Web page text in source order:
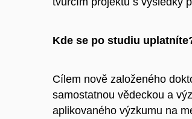
Kde se po studiu
Cílem nově založeného
samostatnou vědeckou a
aplikovaného výzkumu na